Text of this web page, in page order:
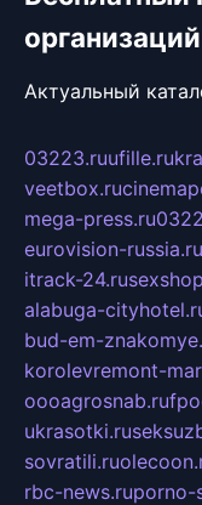
организаций
Актуальный
03223.ruufille.ru
veetbox.ru
mega-press.ru
eurovision-russia.ru
itrack-24.ru
alabuga-
bud-em-
korolevremont-
oooagrosnab.ru
ukrasotki.ru
sovratili.ru
rbc-news.ruporno-